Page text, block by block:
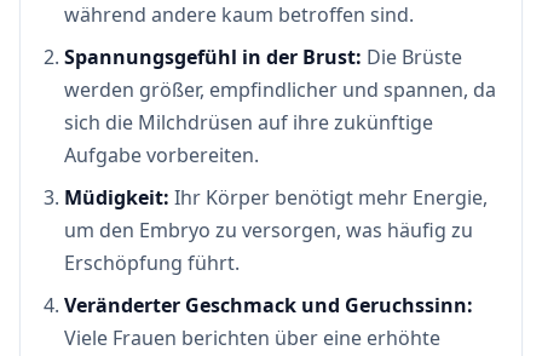
während andere kaum betroffen sind.
Spannungsgefühl in der Brust: Die Brüste
werden größer, empfindlicher und spannen, da
sich die Milchdrüsen auf ihre zukünftige
Aufgabe vorbereiten.
Müdigkeit: Ihr Körper benötigt mehr Energie,
um den Embryo zu versorgen, was häufig zu
Erschöpfung führt.
Veränderter Geschmack und Geruchssinn:
Viele Frauen berichten über eine erhöhte